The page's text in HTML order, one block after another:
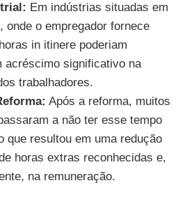
Em indústrias situadas em
onde o empregador fornece
in itinere poderiam
acréscimo significativo na
trabalhadores.
Após a reforma, muitos
a não ter esse tempo
que resultou em uma redução
horas extras reconhecidas e,
na remuneração.